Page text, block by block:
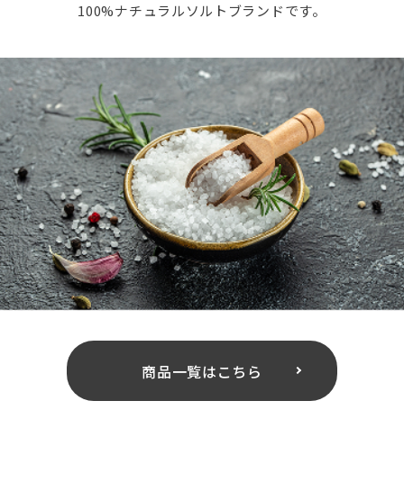
100%ナチュラルソルトブランドです。
商品一覧はこちら